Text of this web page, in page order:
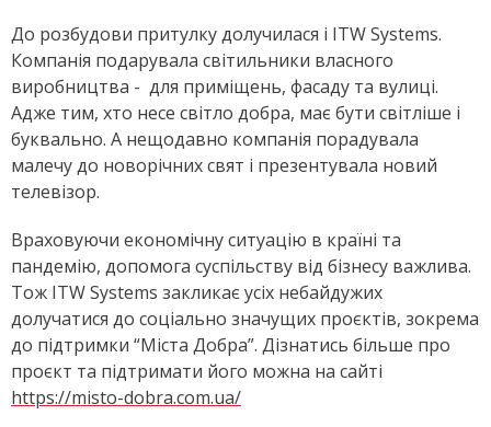
До розбудови притулку долучилася і ITW Systems.
Компанія подарувала світильники власного
виробництва - для приміщень, фасаду та вулиці.
Адже тим, хто несе світло добра, має бути світліше і
буквально. А нещодавно компанія порадувала
малечу до новорічних свят і презентувала новий
телевізор.
Враховуючи економічну ситуацію в країні та
пандемію, допомога суспільству від бізнесу важлива.
Тож ITW Systems закликає усіх небайдужих
долучатися до соціально значущих проєктів, зокрема
до підтримки “Міста Добра”. Дізнатись більше про
проєкт та підтримати його можна на сайті
https://misto-dobra.com.ua/